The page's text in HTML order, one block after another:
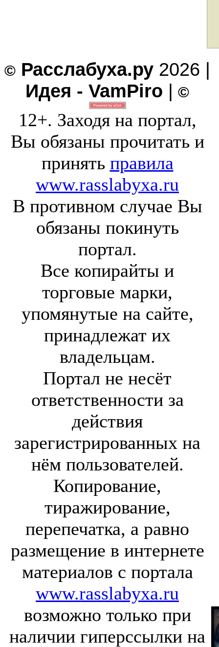
© Расслабуха.ру 2026 |
Идея - VamPiro | ©
12+. Заходя на портал,
Вы обязаны прочитать и
принять правила
www.rasslabyxa.ru
В противном случае Вы
обязаны покинуть
портал.
Все копирайты и
торговые марки,
упомянутые на сайте,
принадлежат их
владельцам.
Портал не несёт
ответственности за
действия
зарегистрированных на
нём пользователей.
Копирование,
тиражирование,
перепечатка, а равно
размещение в интернете
материалов с портала
www.rasslabyxa.ru
возможно только при
наличии гиперссылки на